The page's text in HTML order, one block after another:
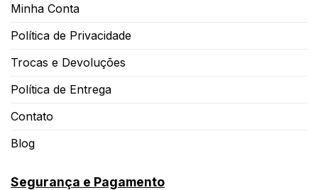
Minha Conta
Política de Privacidade
Trocas e Devoluções
Política de Entrega
Contato
Blog
Segurança e Pagamento